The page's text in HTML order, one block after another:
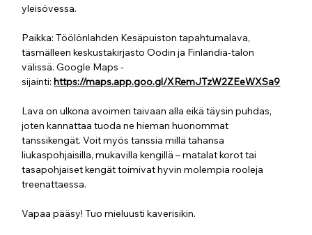
yleisövessa.
Paikka: Töölönlahden Kesäpuiston tapahtumalava,
täsmälleen keskustakirjasto Oodin ja Finlandia-talon
välissä. Google Maps -
sijainti: https://maps.app.goo.gl/XRemJTzW2ZEeWXSa9
Lava on ulkona avoimen taivaan alla eikä täysin puhdas,
joten kannattaa tuoda ne hieman huonommat
tanssikengät. Voit myös tanssia millä tahansa
liukaspohjaisilla, mukavilla kengillä – matalat korot tai
tasapohjaiset kengät toimivat hyvin molempia rooleja
treenattaessa.
Vapaa pääsy! Tuo mieluusti kaverisikin.